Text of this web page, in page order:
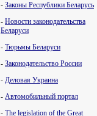
- Законы Республики Беларусь
- Новости законодательства
Беларуси
- Тюрьмы Беларуси
- Законодательство России
- Деловая Украина
- Автомобильный портал
- The legislation of the Great